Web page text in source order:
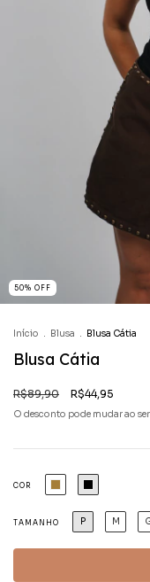
50% OFF
Início . Blusa . Blusa Cátia
Blusa Cátia
R$89,90 R$44,95
O desconto pode mudar ao
COR
TAMANHO P M